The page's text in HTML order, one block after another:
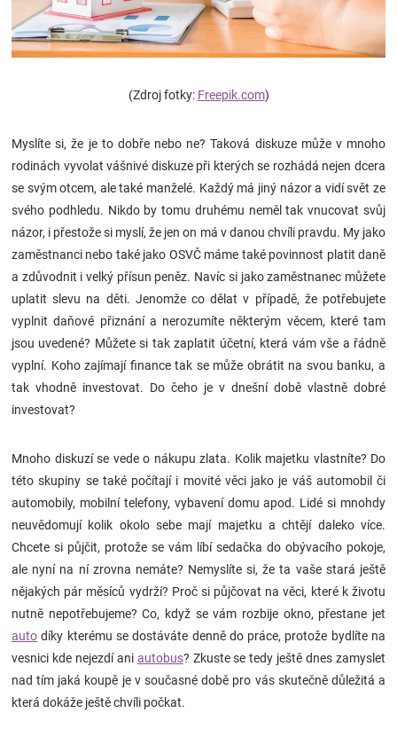
Těhotenské
Novinky
Značky
Blog
Hračkářství
Přihlášení
(Zdroj fotky: Freepik.com)
Myslíte si, že je to dobře nebo ne? Taková diskuze může v mnoho
rodinách vyvolat vášnivé diskuze při kterých se rozhádá nejen dcera
se svým otcem, ale také manželé. Každý má jiný názor a vidí svět ze
svého podhledu. Nikdo by tomu druhému neměl tak vnucovat svůj
názor, i přestože si myslí, že jen on má v danou chvíli pravdu. My jako
zaměstnanci nebo také jako OSVČ máme také povinnost platit daně
a zdůvodnit i velký přísun peněz. Navíc si jako zaměstnanec můžete
uplatit slevu na děti. Jenomže co dělat v případě, že potřebujete
vyplnit daňové přiznání a nerozumíte některým věcem, které tam
jsou uvedené? Můžete si tak zaplatit účetní, která vám vše a řádně
vyplní. Koho zajímají finance tak se může obrátit na svou banku, a
tak vhodně investovat. Do čeho je v dnešní době vlastně dobré
investovat?
Mnoho diskuzí se vede o nákupu zlata. Kolik majetku vlastníte? Do
této skupiny se také počítají i movité věci jako je váš automobil či
automobily, mobilní telefony, vybavení domu apod. Lidé si mnohdy
neuvědomují kolik okolo sebe mají majetku a chtějí daleko více.
Chcete si půjčit, protože se vám líbí sedačka do obývacího pokoje,
ale nyní na ní zrovna nemáte? Nemyslíte si, že ta vaše stará ještě
nějakých pár měsíců vydrží? Proč si půjčovat na věci, které k životu
nutně nepotřebujeme? Co, když se vám rozbije okno, přestane jet
auto díky kterému se dostáváte denně do práce, protože bydlíte na
vesnici kde nejezdí ani autobus? Zkuste se tedy ještě dnes zamyslet
nad tím jaká koupě je v současné době pro vás skutečně důležitá a
která dokáže ještě chvíli počkat.